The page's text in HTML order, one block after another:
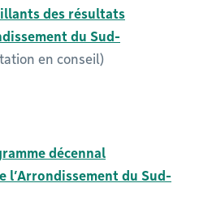
des résultats
du Sud-
en conseil)
décennal
l’Arrondissement du Sud-